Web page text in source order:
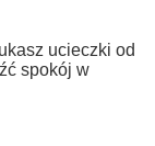
ucieczki od
spokój w